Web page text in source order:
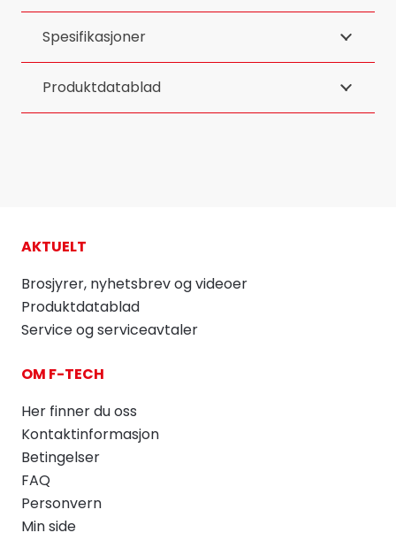
Spesifikasjoner
Produktdatablad
AKTUELT
Brosjyrer, nyhetsbrev og videoer
Produktdatablad
Service og serviceavtaler
OM F-TECH
Her finner du oss
Kontaktinformasjon
Betingelser
FAQ
Personvern
Min side